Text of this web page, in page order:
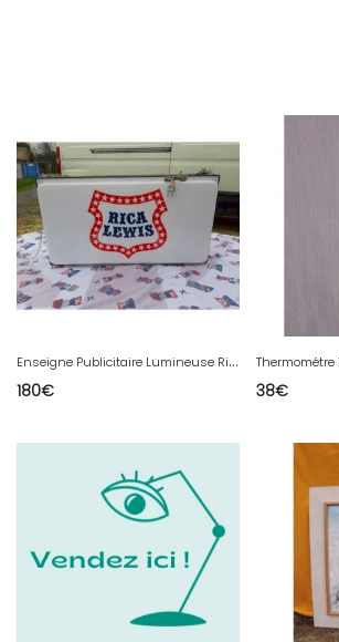
E
nseigne Publicitaire Lumineuse Rica Lewis
180€
Thermométre
38€